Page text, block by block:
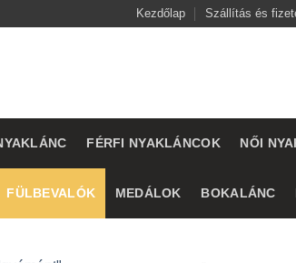
Kezdőlap Szállítás és
FÉRFI NYAKLÁNCOK NŐI
FÜLBEVALÓK MEDÁLOK BOKALÁNC